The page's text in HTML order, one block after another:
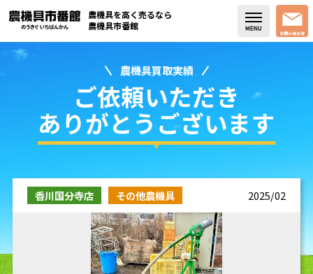
買取実績
コラム・スタッフブログ
取り扱い商品
販売中の農機具
よく頂く質問
農機具を高く売るなら
農機具市番館
農機具買取実績
ご依頼いただき
ありがとうございます
香川国分寺店 その他農機具 2025/02